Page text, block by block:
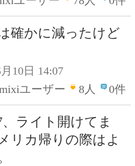
確かに減ったけど
10日 14:07
ユーザー
8人 0件
ライト開けてま
リカ帰りの際はよ